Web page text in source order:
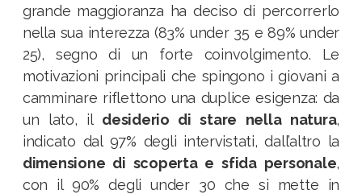
grande maggioranza ha deciso di percorrerlo
nella sua interezza (83% under 35 e 89% under
25), segno di un forte coinvolgimento. Le
motivazioni principali che spingono i giovani a
camminare riflettono una duplice esigenza: da
un lato, il desiderio di stare nella natura,
indicato dal 97% degli intervistati, dall’altro la
dimensione di scoperta e sfida personale,
con il 90% degli under 30 che si mette in